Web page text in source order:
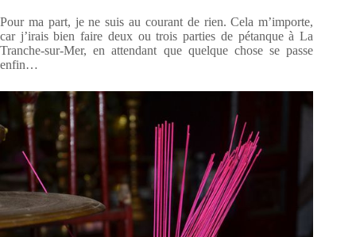
Pour ma part, je ne suis au courant de rien. Cela m’importe,
car j’irais bien faire deux ou trois parties de pétanque à La
Tranche-sur-Mer, en attendant que quelque chose se passe
enfin…